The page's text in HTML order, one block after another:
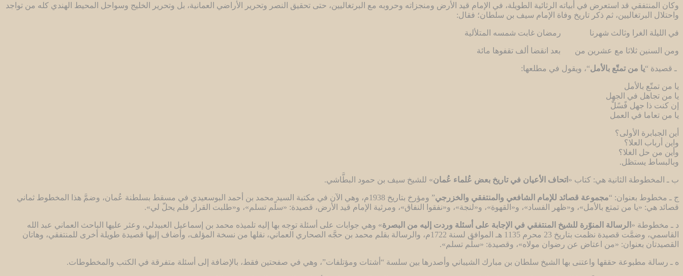
وكان المنتفقي قد استعرض في أبياته الرثائية الطويلة، في الإمام قيد الأرض ومنجزاته وحروبه مع البرتغاليين، حتى تحقيق النصر وتحرير الأراضي العمانية، بل وتحرير الخليج وسواحل المحيط الهندي كله من تواجد
واحتلال البرتغاليين، ثم ذكر تاريخ وفاة الإمام سيف بن سلطان؛ فقال:
في الليلة الغرا وثالث شهرنا رمضان غابت شمسه المتلألية
ومن السنين ثلاثا مع عشرين من بعد انقضا ألف تقفوها مائة
ـ قصيدة “يا من تمتّع بالأمل“، ويقول في مطلعها:
يا من تمتّع بالأمل
يا من تجاهل في الجهل
إن كنت ذا جهل فًسًلْ
يا من تعاما في العمل
أين الجبابرة الأولى؟
واين أرباب العلا؟
وأين من حل الغلا؟
وبالبساط يستظل.
ب ـ المخطوطة الثانية هي: كتاب « اتحاف الأعيان في تاريخ بعض عُلماء عُمان» للشيخ سيف بن حمود البطَّاشي.
ج ـ مخطوط بعنوان: “مجموعة قصائد للإمام الشافعي والمنتفقي والخزرجي
” ومؤرخ بتاريخ 1938م، وهي الآن في مكتبة السيد محمد بن أحمد البوسعيدي في مسقط بسلطنة عُمان، وضمَّ هذا المخطوط ثماني
قصائد هي: «يا من تمتع بالأمل»، و«ظهر الفساد»، و«القهوة»، و«لنجة»، و«نفقوا النفاق»، ومرثية الإمام قيد الأرض، قصيدة: «سلّم تسلم»، و«طلبت القرار فلم يحلّ لي».
د ـ مخطوطة « الرسالة المنوّرة للشيخ المنتفقي في الإجابة على أسئلة وردت إليه من البصرة» وهي جوابات على أسئلة توجه بها إليه تلميذه محمد بن إسماعيل العبيدلي، وعثر عليها الباحث العماني عبد الله
القاسمي، وضمَّت قصيدة نظمت بتاريخ 23 محرم 1135 هـ الموافق لسنة 1722م، والرسالة بقلم محمد بن حجَّه الصحاري العماني، نقلها من نسخة المؤلف، وأضاف إليها قصيدة طويلة أخرى للمنتفقي، وهاتان
القصيدتان بعنوان: «من اعتاض عن رضوان مولاه»، وقصيدة: «سلّم تسلم».
ه ـ رسالة مطبوعة حققها واعتنى بها الشيخ سلطان بن مبارك الشيباني وأصدرها بين سلسة “أشتات ومؤتلفات”، وهي في صفحتين فقط، بالإضافة إلى أسئلة متفرقة في الكتب والمخطوطات.